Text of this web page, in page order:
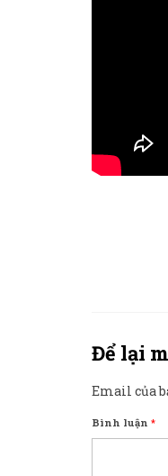
Để lại
Email của
Bình luận *